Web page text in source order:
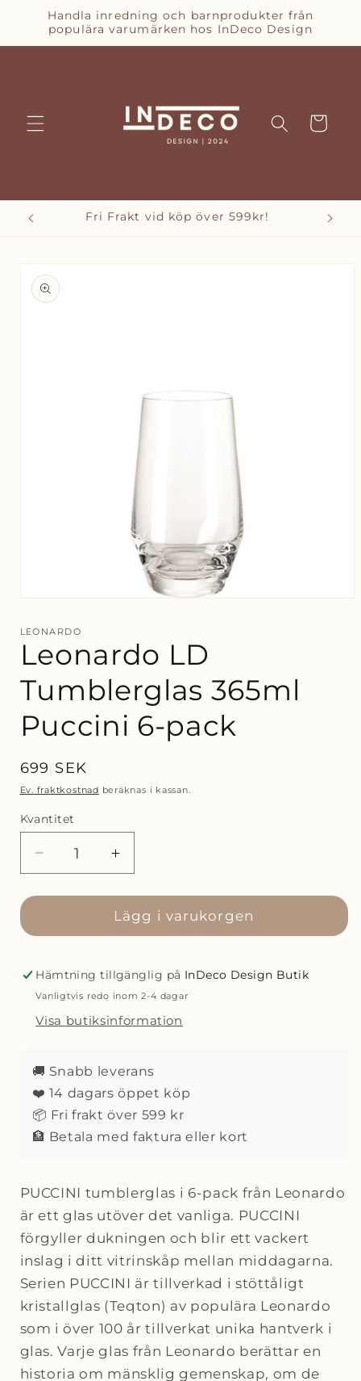
vidareHandla inredning och barnprodukter från
populära varumärken hos InDeco Design
Varukorg
Fri Frakt vid köp över 599kr!
1
i
modalfönster
LEONARDO
Leonardo LD
Tumblerglas 365ml
Puccini 6-pack
Ordinarie
pris
699 SEK
Ev. fraktkostnad beräknas i kassan.
Kvantitet
Minska
kvantitet
för
LD
365ml
Puccini
pack
Öka
kvantitet
för
Leonardo
LD
365ml
Puccini
pack
Lägg i varukorgen
Hämtning tillgänglig på InDeco Design Butik
Vanligtvis redo inom 2-4 dagar
Visa butiksinformation
🚚 Snabb leverans
❤️ 14 dagars öppet köp
📦 Fri frakt över 599 kr
🏦 Betala med faktura eller kort
PUCCINI tumblerglas i 6-pack från Leonardo
är ett glas utöver det vanliga. PUCCINI
förgyller dukningen och blir ett vackert
inslag i ditt vitrinskåp mellan middagarna.
Serien PUCCINI är tillverkad i stöttåligt
kristallglas (Teqton) av populära Leonardo
som i över 100 år tillverkat unika hantverk i
glas. Varje glas från Leonardo berättar en
historia om mänsklig gemenskap, om de